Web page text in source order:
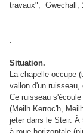
travaux", Gwechall,
.
.
Situation.
La chapelle occupe
vallon d'un
Ce ruisseau
(Meilh Kerroc'h,
jeter dans le Steir.